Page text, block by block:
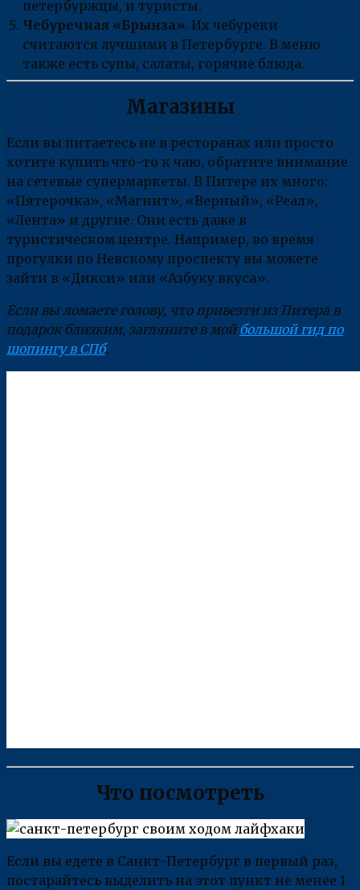
петербуржцы, и туристы.
Чебуречная «Брынза». Их чебуреки
считаются лучшими в Петербурге. В меню
также есть супы, салаты, горячие блюда.
Магазины
Если вы питаетесь не в ресторанах или просто
хотите купить что-то к чаю, обратите внимание
на сетевые супермаркеты. В Питере их много:
«Пятерочка», «Магнит», «Верный», «Реал»,
«Лента» и другие. Они есть даже в
туристическом центре. Например, во время
прогулки по Невскому проспекту вы можете
зайти в «Дикси» или «Азбуку вкуса».
Если вы ломаете голову, что привезти из Питера в
подарок близким, загляните в мойбольшой гид по
шопингу в СПб.
Что посмотреть
Если вы едете в Санкт-Петербург в первый раз,
постарайтесь выделить на этот пункт не менее 1